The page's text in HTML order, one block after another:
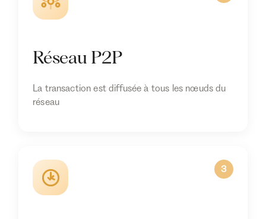
Réseau P2P
La transaction est diffusée à tous les nœuds du
réseau
3